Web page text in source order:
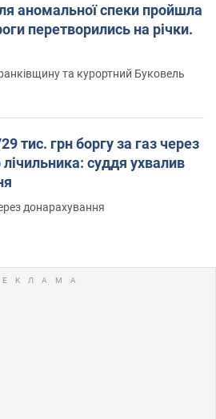
аномальної спеки пройшла
перетворились на річки.
та курортний Буковель
тис. грн боргу за газ через
лічильника: суддя ухвалив
донарахування